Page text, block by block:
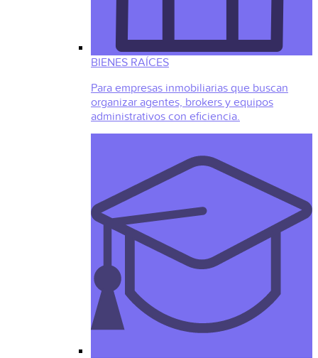
BIENES RAÍCES
Para empresas inmobiliarias que buscan
organizar agentes, brokers y equipos
administrativos con eficiencia.